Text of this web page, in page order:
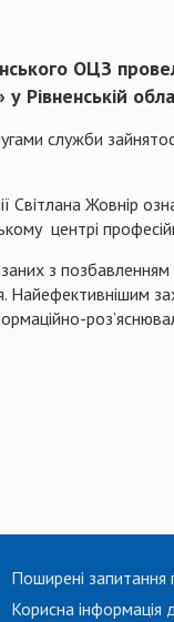
ОЦЗ
служби
Світлана Жовнір
центрі
з
Поширені запитання
Корисна інформація